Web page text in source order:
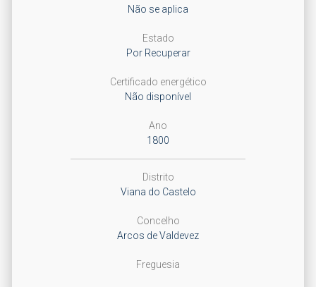
Não se aplica
Estado
Por Recuperar
Certificado energético
Não disponível
Ano
1800
Distrito
Viana do Castelo
Concelho
Arcos de Valdevez
Freguesia